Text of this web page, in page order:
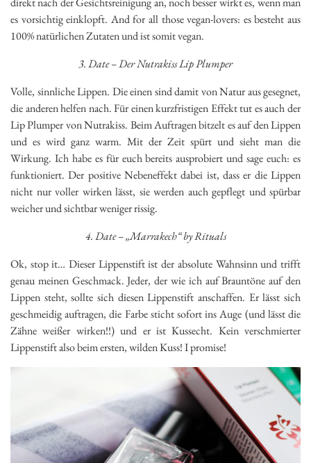
es vorsichtig einklopft. And for all those vegan-lovers: es besteht aus
100% natürlichen Zutaten und ist somit vegan.
3. Date – Der Nutrakiss Lip Plumper
Volle, sinnliche Lippen. Die einen sind damit von Natur aus gesegnet,
die anderen helfen nach. Für einen kurzfristigen Effekt tut es auch der
Lip Plumper von Nutrakiss. Beim Auftragen bitzelt es auf den Lippen
und es wird ganz warm. Mit der Zeit spürt und sieht man die
Wirkung. Ich habe es für euch bereits ausprobiert und sage euch: es
funktioniert. Der positive Nebeneffekt dabei ist, dass er die Lippen
nicht nur voller wirken lässt, sie werden auch gepflegt und spürbar
weicher und sichtbar weniger rissig.
4. Date – „Marrakech“ by Rituals
Ok, stop it… Dieser Lippenstift ist der absolute Wahnsinn und trifft
genau meinen Geschmack. Jeder, der wie ich auf Brauntöne auf den
Lippen steht, sollte sich diesen Lippenstift anschaffen. Er lässt sich
geschmeidig auftragen, die Farbe sticht sofort ins Auge (und lässt die
Zähne weißer wirken!!) und er ist Kussecht. Kein verschmierter
Lippenstift also beim ersten, wilden Kuss! I promise!